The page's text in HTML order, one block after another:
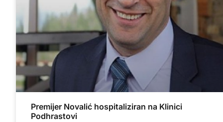
Premijer Novalić hospitaliziran na Klinici
Podhrastovi